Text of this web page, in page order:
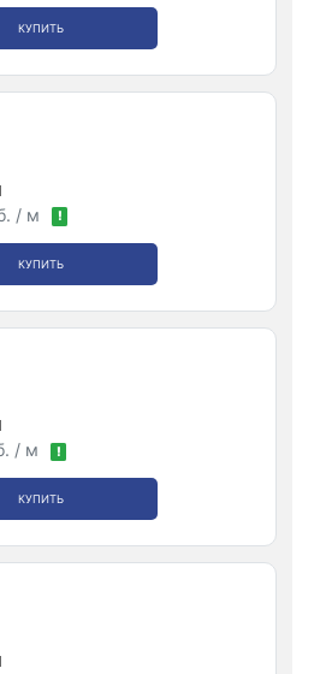
КУПИТЬ
/ м !
КУПИТЬ
/ м !
КУПИТЬ